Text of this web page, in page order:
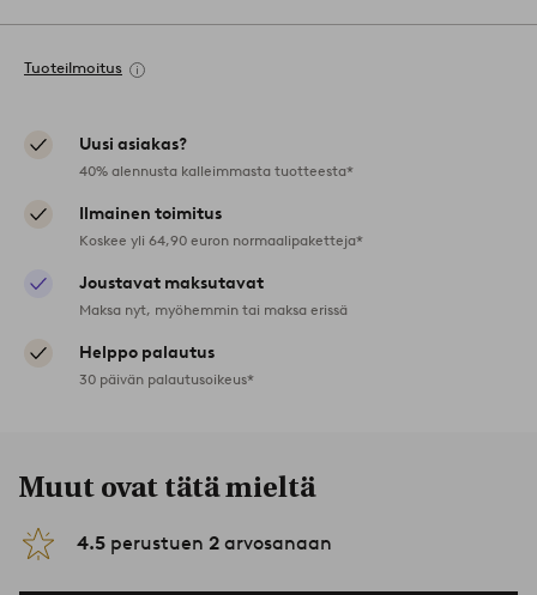
Tuoteilmoitus
Uusi asiakas?
40% alennusta kalleimmasta tuotteesta*
Ilmainen toimitus
Koskee yli 64,90 euron normaalipaketteja*
Joustavat maksutavat
Maksa nyt, myöhemmin tai maksa erissä
Helppo palautus
30 päivän palautusoikeus*
Muut ovat tätä mieltä
4.5 perustuen 2 arvosanaan